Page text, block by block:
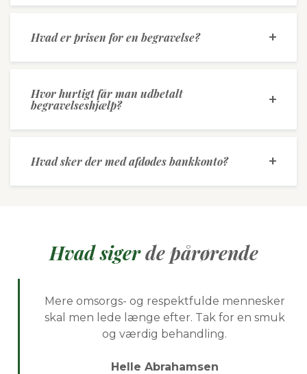
Hvad er prisen for en begravelse?
Hvor hurtigt får man udbetalt
begravelseshjælp?
Hvad sker der med afdødes bankkonto?
Hvad sigerde pårørende
Mere omsorgs- og respektfulde mennesker
skal men lede længe efter. Tak for en smuk
og værdig behandling.
Helle Abrahamsen